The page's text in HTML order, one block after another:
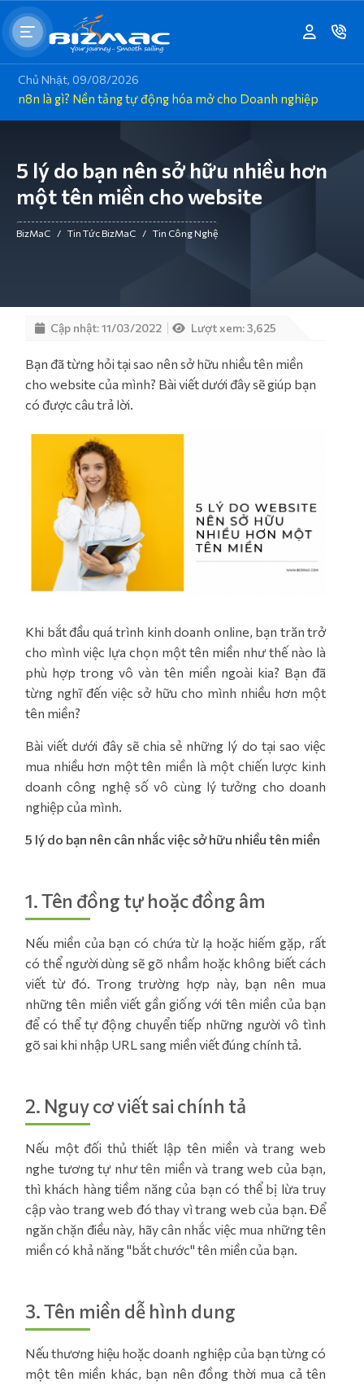
Chủ Nhật, 09/08/2026
n8n là gì? Nền tảng tự động hóa mở cho Doanh nghiệp
5 lý do bạn nên sở hữu nhiều hơn
một tên miền cho website
BizMaC / Tin Tức BizMaC / Tin Công Nghệ
Cập nhật: 11/03/2022 Lượt xem: 3,625
Bạn đã từng hỏi tại sao nên sở hữu nhiều tên miền
cho website của mình? Bài viết dưới đây sẽ giúp bạn
có được câu trả lời.
Khi bắt đầu quá trình kinh doanh online, bạn trăn trở
cho mình việc lựa chọn một tên miền như thế nào là
phù hợp trong vô vàn tên miền ngoài kia? Bạn đã
từng nghĩ đến việc sở hữu cho mình nhiều hơn một
tên miền?
Bài viết dưới đây sẽ chia sẻ những lý do tại sao việc
mua nhiều hơn một tên miền là một chiến lược kinh
doanh công nghệ số vô cùng lý tưởng cho doanh
nghiệp của mình.
5 lý do bạn nên cân nhắc việc sở hữu nhiều tên miền
1. Tên đồng tự hoặc đồng âm
Nếu miền của bạn có chứa từ lạ hoặc hiếm gặp, rất
có thể người dùng sẽ gõ nhầm hoặc không biết cách
viết từ đó. Trong trường hợp này, bạn nên mua
những tên miền viết gần giống với tên miền của bạn
để có thể tự động chuyển tiếp những người vô tình
gõ sai khi nhập URL sang miền viết đúng chính tả.
2. Nguy cơ viết sai chính tả
Nếu một đối thủ thiết lập tên miền và trang web
nghe tương tự như tên miền và trang web của bạn,
thì khách hàng tiềm năng của bạn có thể bị lừa truy
cập vào trang web đó thay vì trang web của bạn. Để
ngăn chặn điều này, hãy cân nhắc việc mua những tên
miền có khả năng "bắt chước" tên miền của bạn.
3. Tên miền dễ hình dung
Nếu thương hiệu hoặc doanh nghiệp của bạn từng có
một tên miền khác, bạn nên đồng thời mua cả tên